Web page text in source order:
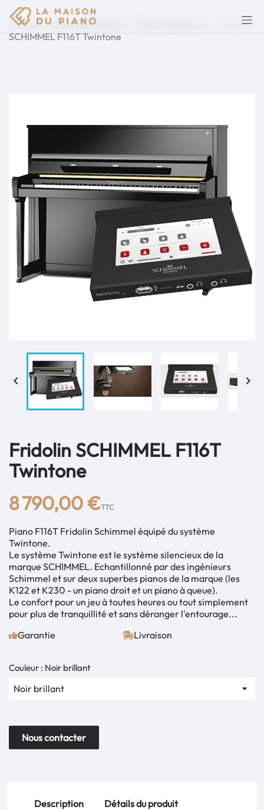
Accueil Piano acoustique
Fridolin
SCHIMMEL F116T Twintone
 
Fridolin SCHIMMEL F116T
Twintone
8 790,00 €TTC
Piano F116T Fridolin Schimmel équipé du système
Twintone.
Le système Twintone est le système silencieux de la
marque SCHIMMEL. Echantillonné par des ingénieurs
Schimmel et sur deux superbes pianos de la marque (les
K122 et K230 - un piano droit et un piano à queue).
Le confort pour un jeu à toutes heures ou tout simplement
pour plus de tranquillité et sans déranger l'entourage...
Garantie
Livraison
Couleur : Noir brillant
Nous contacter
Description Détails du produit